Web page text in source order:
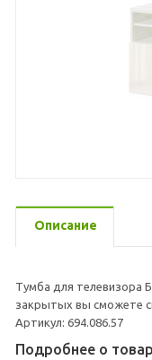
Описание
Тумба для телевизора
закрытых вы сможете
Артикул: 694.086.57
Подробнее о